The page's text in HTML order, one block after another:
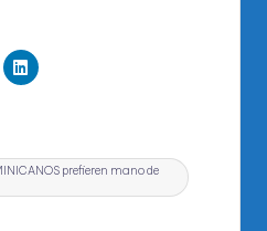
prefieren mano de